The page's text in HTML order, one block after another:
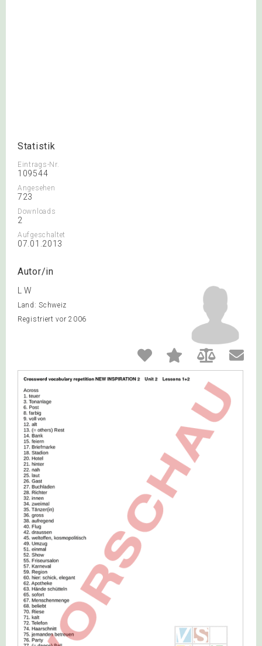
Statistik
Eintrags-Nr.
109544
Angesehen
723
Downloads
2
Aufgeschaltet
07.01.2013
Autor/in
L W
Land: Schweiz
Registriert vor 2006